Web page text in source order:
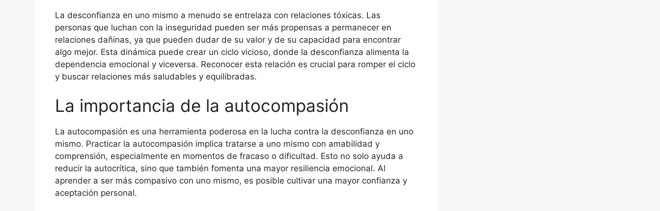
La desconfianza en uno mismo a menudo se entrelaza con relaciones tóxicas. Las
personas que luchan con la inseguridad pueden ser más propensas a permanecer en
relaciones dañinas, ya que pueden dudar de su valor y de su capacidad para encontrar
algo mejor. Esta dinámica puede crear un ciclo vicioso, donde la desconfianza alimenta la
dependencia emocional y viceversa. Reconocer esta relación es crucial para romper el ciclo
y buscar relaciones más saludables y equilibradas.
La importancia de la autocompasión
La autocompasión es una herramienta poderosa en la lucha contra la desconfianza en uno
mismo. Practicar la autocompasión implica tratarse a uno mismo con amabilidad y
comprensión, especialmente en momentos de fracaso o dificultad. Esto no solo ayuda a
reducir la autocrítica, sino que también fomenta una mayor resiliencia emocional. Al
aprender a ser más compasivo con uno mismo, es posible cultivar una mayor confianza y
aceptación personal.